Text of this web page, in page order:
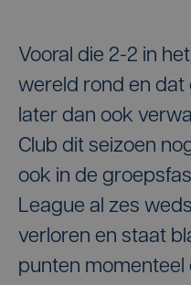
Vooral die 2-2 in
wereld rond en dat
later dan ook
Club dit seizoen
ook in de
League al zes
verloren en staat
punten momenteel